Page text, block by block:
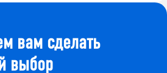
вам сделать
выбор